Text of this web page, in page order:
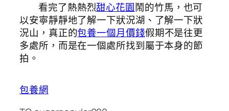
看完了熱熱烈甜心花園鬧的竹馬，也可
以安寧靜靜地了解一下狀況湖、了解一下狀
況山，真正的包養一個月價錢假期不是往更
多處所，而是在一個處所找到屬于本身的節
拍。
包養網